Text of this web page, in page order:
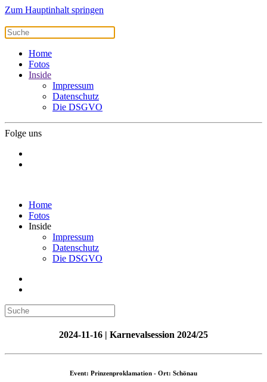
Zum Hauptinhalt springen
Home
Fotos
Inside
Impressum
Datenschutz
Die DSGVO
Folge uns
Home
Fotos
Inside
Impressum
Datenschutz
Die DSGVO
2024-11-16 | Karnevalsession 2024/25
Event: Prinzenproklamation - Ort: Schönau